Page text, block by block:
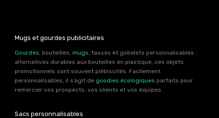
Mugs et gourdes publicitaires
Gourdes , bouteilles, mugs , tasses et gobelets personnalisables :
alternatives durables aux bouteilles en plastique, ces objets
promotionnels sont souvent plébiscités. Facilement
personnalisables, il s’agit de goodies écologiques parfaits pour
remercier vos prospects, vos clients et vos équipes.
Sacs personnalisables